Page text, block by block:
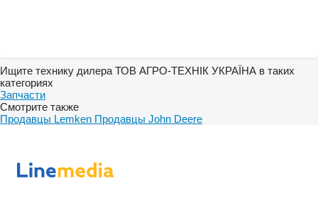
Ищите технику дилера ТОВ АГРО-ТЕХНІК УКРАЇНА в таких
категориях
Запчасти
Смотрите также
Продавцы Lemken Продавцы John Deere